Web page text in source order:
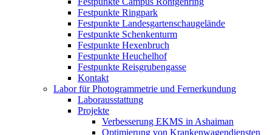
Festpunkte Ringpark
Festpunkte Landesgartenschaugelände
Festpunkte Schenkenturm
Festpunkte Hexenbruch
Festpunkte Heuchelhof
Festpunkte Reisgrubengasse
Kontakt
Labor für Photogrammetrie und Fernerkundung
Laborausstattung
Projekte
Verbesserung EKMS in Ashaiman
Optimierung von Krankenwagendiensten